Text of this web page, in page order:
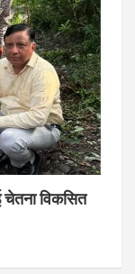
चेतना विकसित